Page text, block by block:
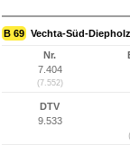
B 69 Vechta-Süd-
Nr.
7.404
(7.552)
DTV
9.533